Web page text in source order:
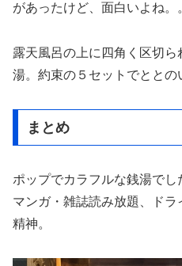
があったけど、面白いよね。
露天風呂の上に四角く区切
湯。約束の５セットでととの
まとめ
ポップでカラフルな銭湯でし
マンガ・雑誌読み放題、ド
精神。